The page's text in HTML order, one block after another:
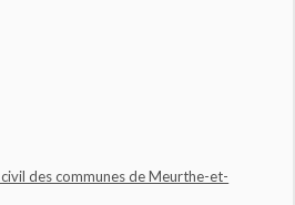
des communes de Meurthe-et-